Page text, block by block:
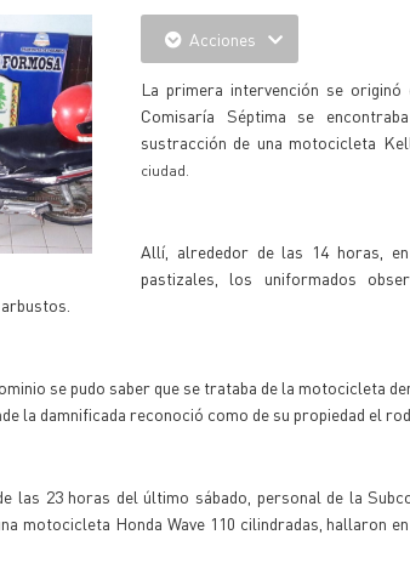
Acciones
La primera intervención se
Comisaría Séptima se
sustracción de una motocicleta
ciudad.
Allí, alrededor de las 14 horas,
pastizales, los uniformados
se pudo saber que se trataba de la motocicleta
la damnificada reconoció como de su propiedad el
las 23 horas del último sábado, personal de la
motocicleta Honda Wave 110 cilindradas, hallaron